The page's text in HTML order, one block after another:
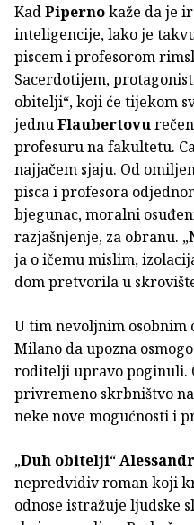
KadPipernokaže da je
inteligencije, lako je
piscem i profesorom
Sacerdotijem,
obitelji“, koji će tijekom
jednuFlaubertovu
profesuru na fakultetu.
najjačem sjaju. Od
pisca i profesora
bjegunac, moralni
razjašnjenje, za obranu.
ja o ičemu mislim,
dom pretvorila u
U tim nevoljnim osobnim
Milano da upozna
roditelji upravo poginuli.
privremeno skrbništvo
neke nove mogućnosti i
„Duh obitelji“
nepredvidiv roman koji
odnose istražuje ljudske